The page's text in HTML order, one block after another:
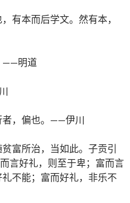
有本而后学文。然有本，
——明道
者，偏也。——伊川
富所治，当如此。子贡引
言好礼，则至于卑；富而言
不能；富而好礼，非乐不